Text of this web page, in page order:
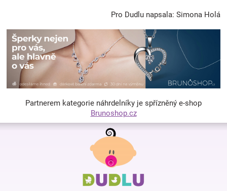
Pro Dudlu napsala: Simona Holá
Partnerem kategorie náhrdelníky je spřízněný e-shop
Brunoshop.cz
Z